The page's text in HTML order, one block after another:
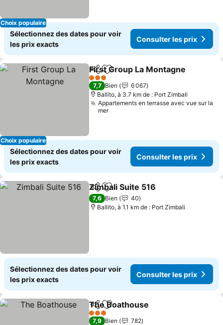
Choix populaire
Sélectionnez des dates pour voir
les prix exacts
Consulter les prix
Choix populaire
PartagerAjouter à mes favoris
First Group La Montagne
3 Étoiles
7,7 Bien
6 067
Ballito, à 3.7 km de : Port Zimbali
Appartements en terrasse avec vue sur la
mer
Sélectionnez des dates pour voir
les prix exacts
Consulter les prix
PartagerAjouter à mes favoris
Zimbali Suite 516
7,6 Bien
40
Ballito, à 1.1 km de : Port Zimbali
Sélectionnez des dates pour voir
les prix exacts
Consulter les prix
PartagerAjouter à mes favoris
The Boathouse
3 Étoiles
7,9 Bien
782